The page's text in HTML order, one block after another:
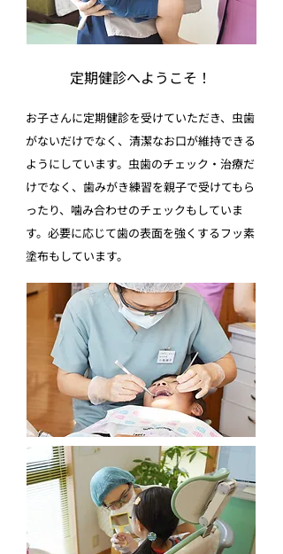
定期健診へようこそ！
お子さんに定期健診を受けていただき、虫歯
がないだけでなく、清潔なお口が維持できる
ようにしています。虫歯のチェック・治療だ
けでなく、歯みがき練習を親子で受けてもら
ったり、噛み合わせのチェックもしていま
す。必要に応じて歯の表面を強くするフッ素
塗布もしています。